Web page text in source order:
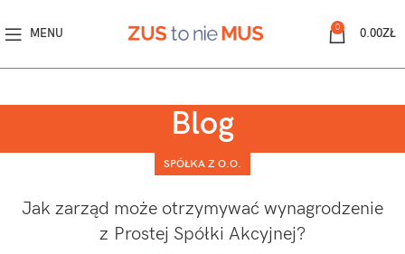
MENU 0 0.00ZŁ
Blog
SPÓŁKA Z O.O.
Jak zarząd może otrzymywać wynagrodzenie
z Prostej Spółki Akcyjnej?